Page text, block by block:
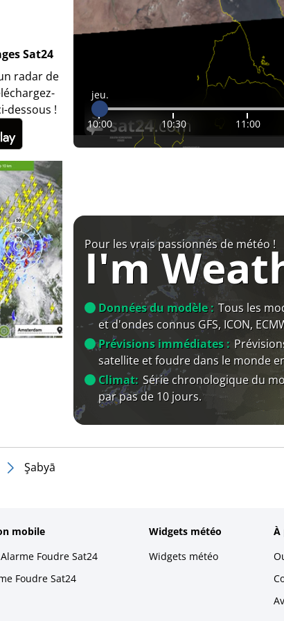
Sat24
radar de
dessous !
jeu.
10:00 10:30 11:00
Pour les vrais passionnés de météo !
I'm
Données du modèle : Tous les
et d'ondes connus GFS, ICON,
Prévisions immédiates :
satellite et foudre dans le monde
Climat: Série chronologique du
par pas de 10 jours.
Şabyā
mobile
Foudre Sat24
Foudre Sat24
Widgets météo
Widgets météo
À